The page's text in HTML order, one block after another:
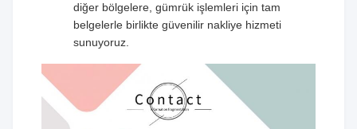
diğer bölgelere, gümrük işlemleri için tam
belgelerle birlikte güvenilir nakliye hizmeti
sunuyoruz.